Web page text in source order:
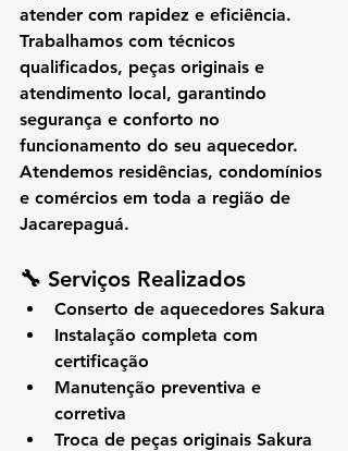
atender com rapidez e eficiência.
Trabalhamos com técnicos
qualificados, peças originais e
atendimento local, garantindo
segurança e conforto no
funcionamento do seu aquecedor.
Atendemos residências, condomínios
e comércios em toda a região de
Jacarepaguá.
🔧 Serviços Realizados
Conserto de aquecedores Sakura
Instalação completa com
certificação
Manutenção preventiva e
corretiva
Troca de peças originais Sakura